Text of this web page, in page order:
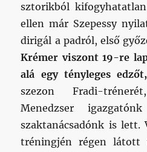
sztorikból
ellen már Szepessy
dirigál a padról, első
Krémer viszont 19-re
alá egy tényleges
szezon Fradi-
Menedzser
szaktanácsadónk is lett.
tréningjén régen látott